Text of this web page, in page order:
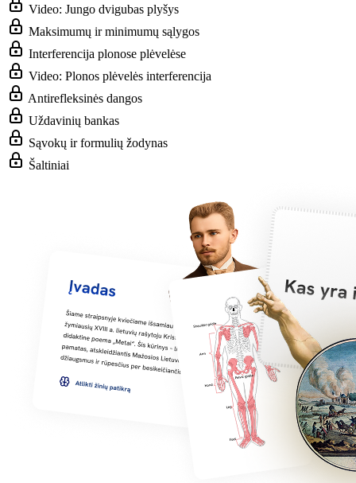
Video: Jungo dvigubas plyšys
Maksimumų ir minimumų sąlygos
Interferencija plonose plėvelėse
Video: Plonos plėvelės interferencija
Antirefleksinės dangos
Uždavinių bankas
Sąvokų ir formulių žodynas
Šaltiniai